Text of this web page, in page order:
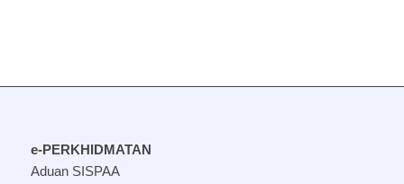
e-PERKHIDMATAN
Aduan SISPAA